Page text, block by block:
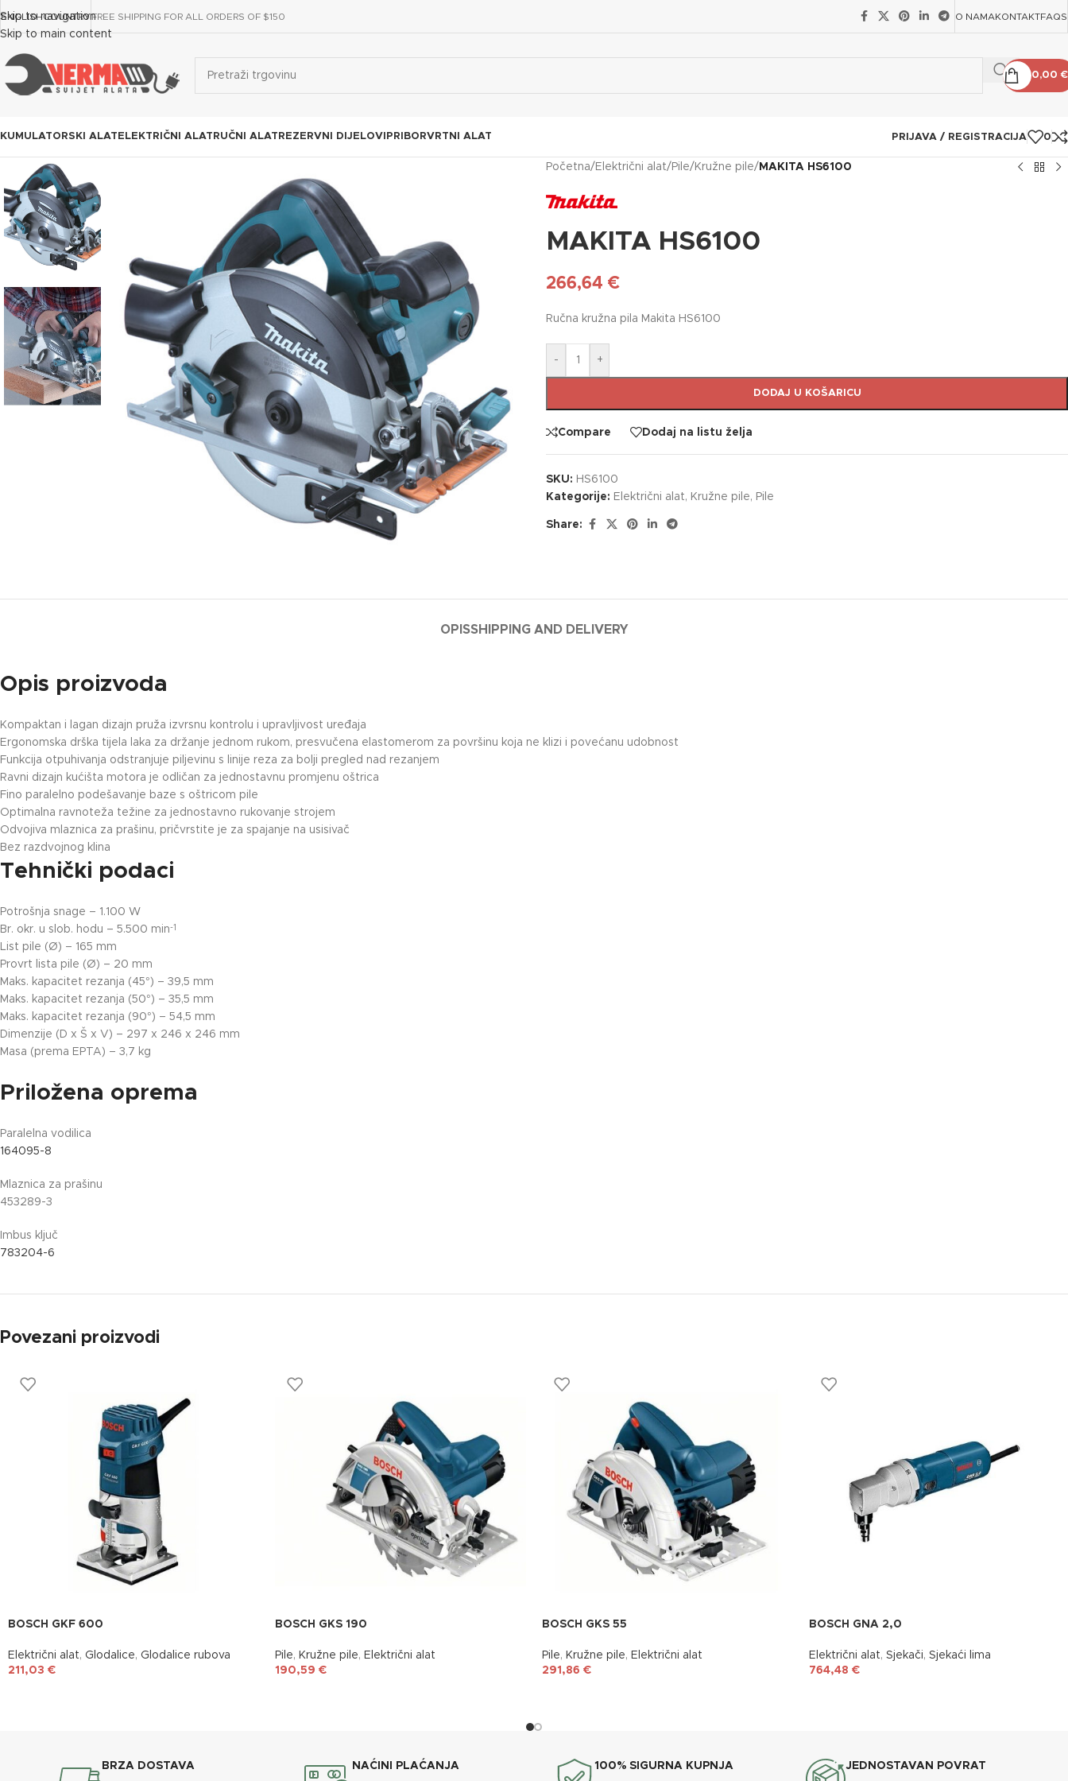
Skip to navigation
Skip to main content
ENGLISHCOUNTRYFREE SHIPPING FOR ALL ORDERS OF $150 O NAMAKONTAKTFAQS
0,00€
ALAT ELEKTRIČNI ALAT RUČNI ALAT REZERVNI DIJELOVI PRIBORVRTNI ALAT PRIJAVA / REGISTRACIJA 0
Početna/ Električni alat/ Pile/ Kružne pile/ MAKITA HS6100
MAKITA HS6100
266,64 €
Ručna kružna pila Makita HS6100
- +
DODAJ U KOŠARICU
Compare Dodaj na listu želja
SKU: HS6100
Kategorije: Električni alat, Kružne pile, Pile
Share:
OPISSHIPPING AND DELIVERY
Opis proizvoda
Kompaktan i lagan dizajn pruža izvrsnu kontrolu i upravljivost uređaja
Ergonomska drška tijela laka za držanje jednom rukom, presvučena elastomerom za površinu koja ne klizi i povećanu udobnost
Funkcija otpuhivanja odstranjuje piljevinu s linije reza za bolji pregled nad rezanjem
Ravni dizajn kućišta motora je odličan za jednostavnu promjenu oštrica
Fino paralelno podešavanje baze s oštricom pile
Optimalna ravnoteža težine za jednostavno rukovanje strojem
Odvojiva mlaznica za prašinu, pričvrstite je za spajanje na usisivač
Bez razdvojnog klina
Tehnički podaci
Potrošnja snage – 1.100 W
Br. okr. u slob. hodu – 5.500 min-1
List pile (Ø) – 165 mm
Provrt lista pile (Ø) – 20 mm
Maks. kapacitet rezanja (45°) – 39,5 mm
Maks. kapacitet rezanja (50°) – 35,5 mm
Maks. kapacitet rezanja (90°) – 54,5 mm
Dimenzije (D x Š x V) – 297 x 246 x 246 mm
Masa (prema EPTA) – 3,7 kg
Priložena oprema
Paralelna vodilica
164095-8
Mlaznica za prašinu
453289-3
Imbus ključ
783204-6
Povezani proizvodi
BOSCH GKF 600
Električni alat, Glodalice, Glodalice rubova
211,03 €
BOSCH GKS 190
Pile, Kružne pile, Električni alat
190,59 €
BOSCH GKS 55
Pile, Kružne pile, Električni alat
291,86 €
BOSCH GNA 2,0
Električni alat, Sjekači, Sjekaći lima
764,48 €
BRZA DOSTAVA NAĆINI PLAĆANJA 100% SIGURNA KUPNJA JEDNOSTAVAN POVRAT